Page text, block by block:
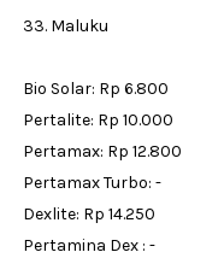
33. Maluku
Bio Solar: Rp 6.800
Pertalite: Rp 10.000
Pertamax: Rp 12.800
Pertamax Turbo: -
Dexlite: Rp 14.250
Pertamina Dex : -